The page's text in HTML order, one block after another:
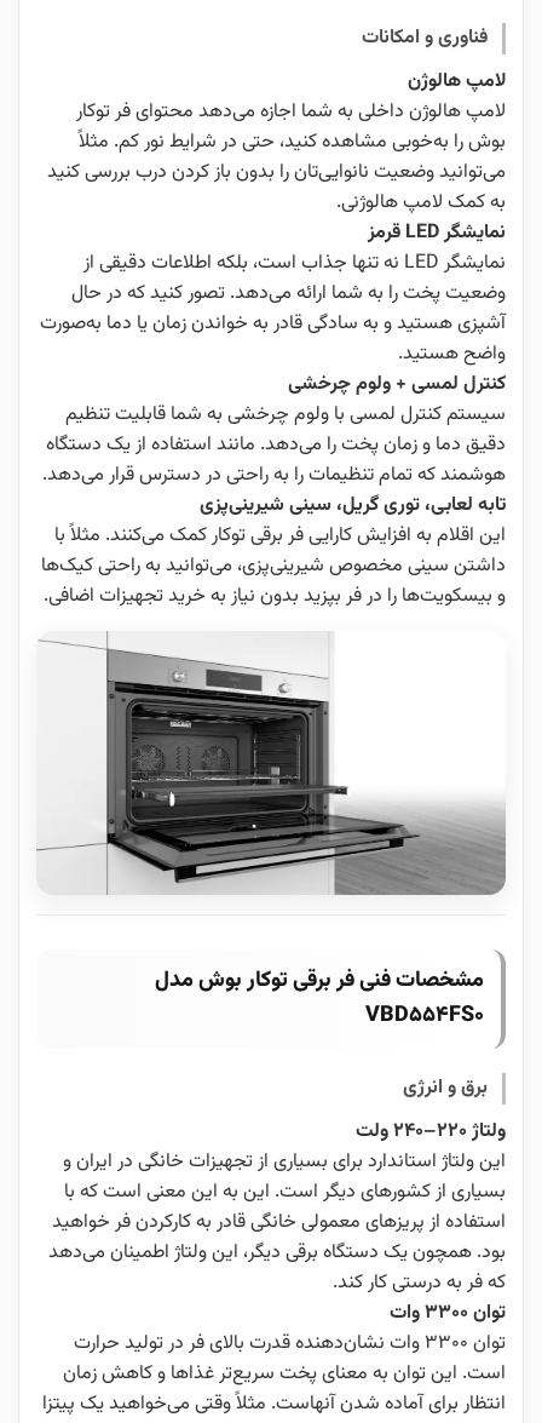
فناوری و امکانات
لامپ هالوژن
لامپ هالوژن داخلی به شما اجازه می‌دهد محتوای فر توکار
بوش را به‌خوبی مشاهده کنید، حتی در شرایط نور کم. مثلاً
می‌توانید وضعیت نانوایی‌تان را بدون باز کردن درب بررسی کنید
به کمک لامپ هالوژنی.
نمایشگر LED قرمز
نمایشگر LED نه تنها جذاب است، بلکه اطلاعات دقیقی از
وضعیت پخت را به شما ارائه می‌دهد. تصور کنید که در حال
آشپزی هستید و به سادگی قادر به خواندن زمان یا دما به‌صورت
واضح هستید.
کنترل لمسی + ولوم چرخشی
سیستم کنترل لمسی با ولوم چرخشی به شما قابلیت تنظیم
دقیق دما و زمان پخت را می‌دهد. مانند استفاده از یک دستگاه
هوشمند که تمام تنظیمات را به راحتی در دسترس قرار می‌دهد.
تابه لعابی، توری گریل، سینی شیرینی‌پزی
این اقلام به افزایش کارایی فر برقی توکار کمک می‌کنند. مثلاً با
داشتن سینی مخصوص شیرینی‌پزی، می‌توانید به راحتی کیک‌ها
و بیسکویت‌ها را در فر بپزید بدون نیاز به خرید تجهیزات اضافی.
مشخصات فنی فر برقی توکار بوش مدل
VBD554FS0
برق و انرژی
ولتاژ 220–240 ولت
این ولتاژ استاندارد برای بسیاری از تجهیزات خانگی در ایران و
بسیاری از کشورهای دیگر است. این به این معنی است که با
استفاده از پریزهای معمولی خانگی قادر به کارکردن فر خواهید
بود. همچون یک دستگاه برقی دیگر، این ولتاژ اطمینان می‌دهد
که فر به درستی کار کند.
توان 3300 وات
توان 3300 وات نشان‌دهنده قدرت بالای فر در تولید حرارت
است. این توان به معنای پخت سریع‌تر غذاها و کاهش زمان
انتظار برای آماده شدن آنهاست. مثلاً وقتی می‌خواهید یک پیتزا